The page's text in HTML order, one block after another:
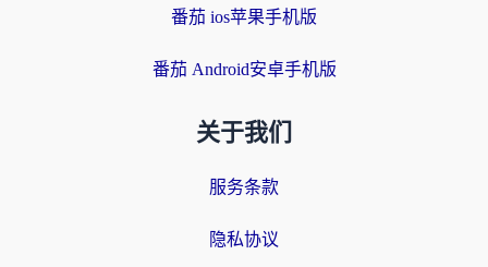
番茄 ios苹果手机版
番茄 Android安卓手机版
关于我们
服务条款
隐私协议